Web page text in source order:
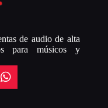
de audio de alta
para músicos y